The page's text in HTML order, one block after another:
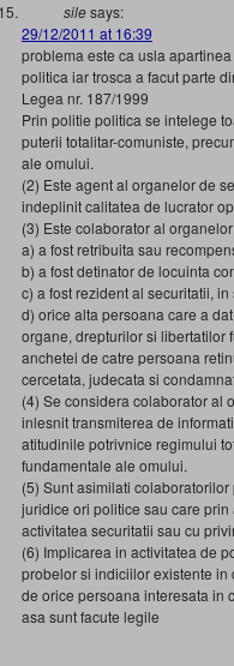
silesays:
29/12/2011 at 16:39
problema este ca usla
politica iar trosca a facut parte
Legea nr. 187/1999
Prin politie politica se intelege
puterii totalitar-comuniste,
ale omului.
(2) Este agent al organelor de
indeplinit calitatea de lucrator
(3) Este colaborator al
a) a fost retribuita sau
b) a fost detinator de locuinta
c) a fost rezident al securitatii,
d) orice alta persoana care a
organe, drepturilor si libertatilor
anchetei de catre persoana
cercetata, judecata si
(4) Se considera colaborator al
inlesnit transmiterea de
atitudinile potrivnice regimului
fundamentale ale omului.
(5) Sunt asimilati
juridice ori politice sau care
activitatea securitatii sau cu
(6) Implicarea in activitatea de
probelor si indiciilor existente
de orice persoana interesata in
asa sunt facute legile